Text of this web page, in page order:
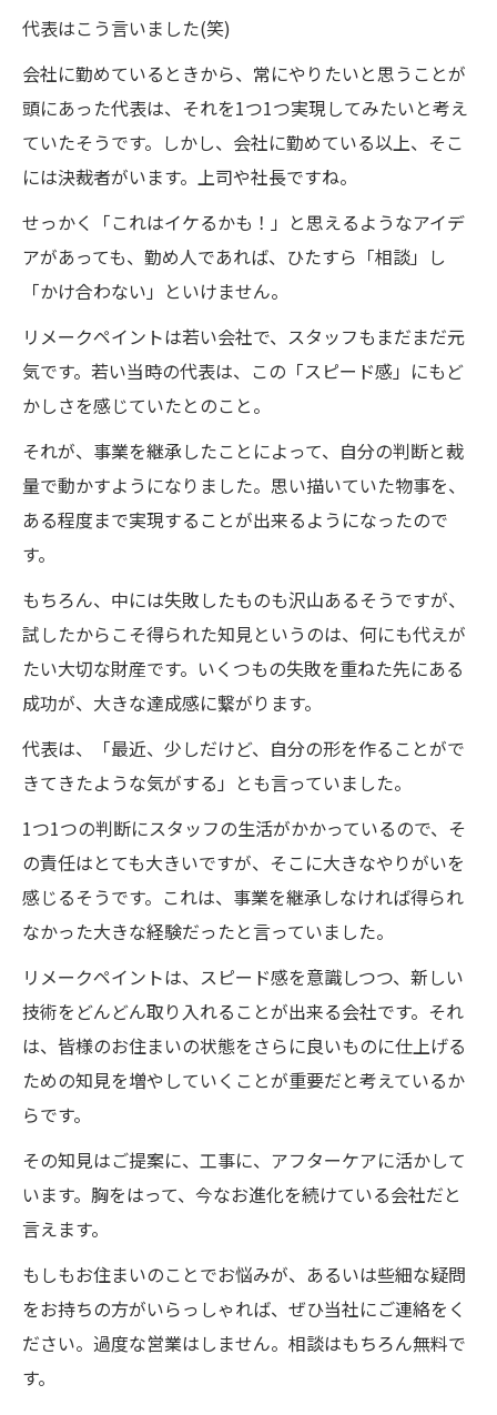
代表はこう言いました(笑)
会社に勤めているときから、常にやりたいと思うことが
頭にあった代表は、それを1つ1つ実現してみたいと考え
ていたそうです。しかし、会社に勤めている以上、そこ
には決裁者がいます。上司や社長ですね。
せっかく「これはイケるかも！」と思えるようなアイデ
アがあっても、勤め人であれば、ひたすら「相談」し
「かけ合わない」といけません。
リメークペイントは若い会社で、スタッフもまだまだ元
気です。若い当時の代表は、この「スピード感」にもど
かしさを感じていたとのこと。
それが、事業を継承したことによって、自分の判断と裁
量で動かすようになりました。思い描いていた物事を、
ある程度まで実現することが出来るようになったので
す。
もちろん、中には失敗したものも沢山あるそうですが、
試したからこそ得られた知見というのは、何にも代えが
たい大切な財産です。いくつもの失敗を重ねた先にある
成功が、大きな達成感に繋がります。
代表は、「最近、少しだけど、自分の形を作ることがで
きてきたような気がする」とも言っていました。
1つ1つの判断にスタッフの生活がかかっているので、そ
の責任はとても大きいですが、そこに大きなやりがいを
感じるそうです。これは、事業を継承しなければ得られ
なかった大きな経験だったと言っていました。
リメークペイントは、スピード感を意識しつつ、新しい
技術をどんどん取り入れることが出来る会社です。それ
は、皆様のお住まいの状態をさらに良いものに仕上げる
ための知見を増やしていくことが重要だと考えているか
らです。
その知見はご提案に、工事に、アフターケアに活かして
います。胸をはって、今なお進化を続けている会社だと
言えます。
もしもお住まいのことでお悩みが、あるいは些細な疑問
をお持ちの方がいらっしゃれば、ぜひ当社にご連絡をく
ださい。過度な営業はしません。相談はもちろん無料で
す。